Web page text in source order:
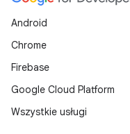
Android
Chrome
Firebase
Google Cloud Platform
Wszystkie usługi